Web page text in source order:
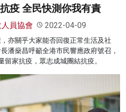
疫 全民快測你我有責
員協會 2022-04-09
亦關乎大家能否回復正常生活及社
潘燊昌呼籲全港市民響應政府號召，
家抗疫，眾志成城團結抗疫。